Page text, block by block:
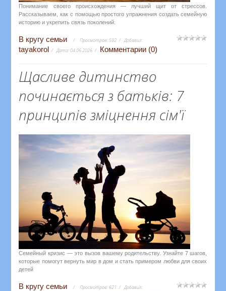
Понимание своего происхождения — лучший щит от стрессов.
Рассказываем, как с помощью простого упражнения создать семейную
историю и укрепить связь поколений.
В кругу семьи Просмотров:592 Добавил:
tayakorol Дата:04.06.2026 Комментарии (0)
Щасливе дитинство
починається з батьків: 7
принципів зміцнення сім'ї
Семейный кризис — это вызов вашему родительству. Узнайте 7 шагов,
которые помогут вернуть мир в дом и стать примером любви для своих
детей
В кругу семьи Просмотров: 621 Добавил: